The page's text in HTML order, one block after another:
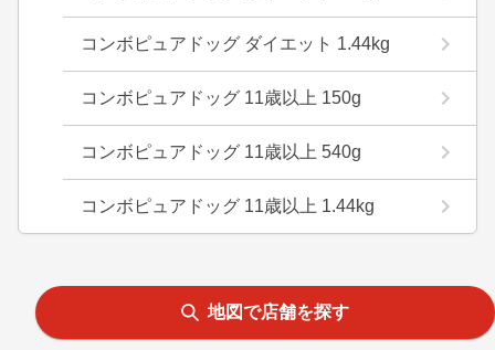
コンボピュアドッグ ダイエット 1.44kg
コンボピュアドッグ 11歳以上 150g
コンボピュアドッグ 11歳以上 540g
コンボピュアドッグ 11歳以上 1.44kg
地図で店舗を探す